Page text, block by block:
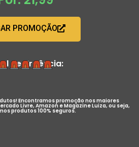
PROMOÇÃO
de Urgência:
Encontramos promoção nos maiores
Livre, Amazon e Magazine Luiza, ou seja,
produtos 100% seguros.